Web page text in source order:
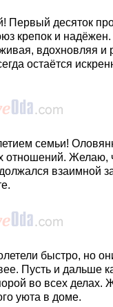
Первый десяток
крепок и
вдохновляя и
остаётся
семьи!
отношений.
взаимной
быстро, но
Пусть и дальше
во всех делах.
уюта в доме.